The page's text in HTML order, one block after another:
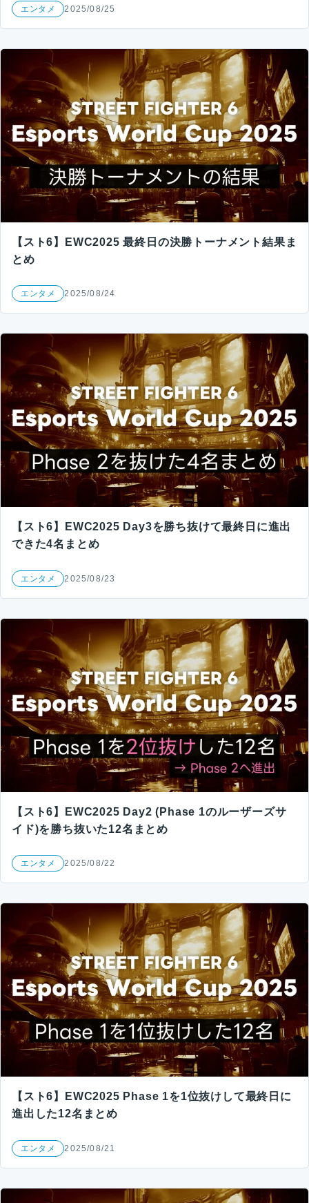
エンタメ 2025/08/25
【スト6】EWC2025 最終日の決勝トーナメント結果ま
とめ
エンタメ 2025/08/24
【スト6】EWC2025 Day3を勝ち抜けて最終日に進出
できた4名まとめ
エンタメ 2025/08/23
【スト6】EWC2025 Day2 (Phase 1のルーザーズサ
イド)を勝ち抜いた12名まとめ
エンタメ 2025/08/22
【スト6】EWC2025 Phase 1を1位抜けして最終日に
進出した12名まとめ
エンタメ 2025/08/21